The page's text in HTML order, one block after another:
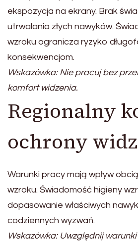
ekspozycja na ekrany. Brak
utrwalania złych nawyków.
wzroku ogranicza ryzyko
konsekwencjom.
Wskazówka: Nie pracuj bez
komfort widzenia.
Regionalny
ochrony
Warunki pracy mają wpływ
wzroku. Świadomość higieny
dopasowanie właściwych
codziennych wyzwań.
Wskazówka: Uwzględnij